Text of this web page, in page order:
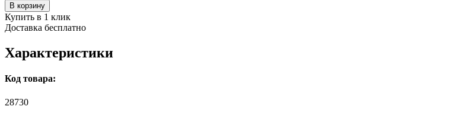
В корзину
Купить в 1 клик
Доставка бесплатно
Характеристики
Код товара:
28730